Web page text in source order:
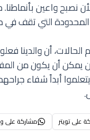
نصبح واعين
التي تقف في
أن والدينا
يمكن أن يكون من
أبداً شفاء
على تويتر مشاركة على